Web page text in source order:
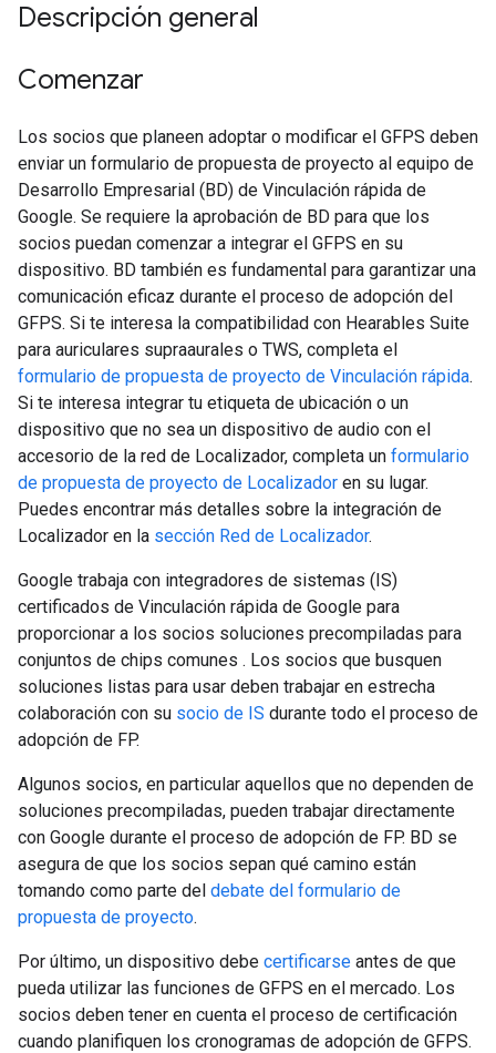
Descripción general
Comenzar
Los socios que planeen adoptar o modificar el GFPS deben
enviar un formulario de propuesta de proyecto al equipo de
Desarrollo Empresarial (BD) de Vinculación rápida de
Google. Se requiere la aprobación de BD para que los
socios puedan comenzar a integrar el GFPS en su
dispositivo. BD también es fundamental para garantizar una
comunicación eficaz durante el proceso de adopción del
GFPS. Si te interesa la compatibilidad con Hearables Suite
para auriculares supraaurales o TWS, completa el
formulario de propuesta de proyecto de Vinculación rápida.
Si te interesa integrar tu etiqueta de ubicación o un
dispositivo que no sea un dispositivo de audio con el
accesorio de la red de Localizador, completa un formulario
de propuesta de proyecto de Localizador en su lugar.
Puedes encontrar más detalles sobre la integración de
Localizador en la sección Red de Localizador.
Google trabaja con integradores de sistemas (IS)
certificados de Vinculación rápida de Google para
proporcionar a los socios soluciones precompiladas para
conjuntos de chips comunes . Los socios que busquen
soluciones listas para usar deben trabajar en estrecha
colaboración con su socio de IS durante todo el proceso de
adopción de FP.
Algunos socios, en particular aquellos que no dependen de
soluciones precompiladas, pueden trabajar directamente
con Google durante el proceso de adopción de FP. BD se
asegura de que los socios sepan qué camino están
tomando como parte del debate del formulario de
propuesta de proyecto.
Por último, un dispositivo debe certificarse antes de que
pueda utilizar las funciones de GFPS en el mercado. Los
socios deben tener en cuenta el proceso de certificación
cuando planifiquen los cronogramas de adopción de GFPS.